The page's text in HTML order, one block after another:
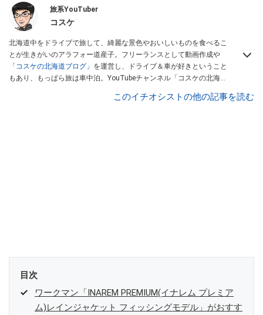
旅系YouTuber
コスケ
北海道中をドライブで旅して、綺麗な景色やおいしいものを食べるこ
とが生きがいのアラフォー道産子。フリーランスとして動画作成や
「コスケの北海道ブログ」 を運営し、ドライブ＆車が好きということ
もあり、もっぱら旅は車中泊。YouTubeチャンネル「コスケの北海道
子、旅だけではなく車のレポートなども配信中。このイチオシストの他の記事を読む
目次
ワークマン「INAREM PREMIUM(イナレム プレミア
ム)レインジャケット フィッシングモデル」がおすす